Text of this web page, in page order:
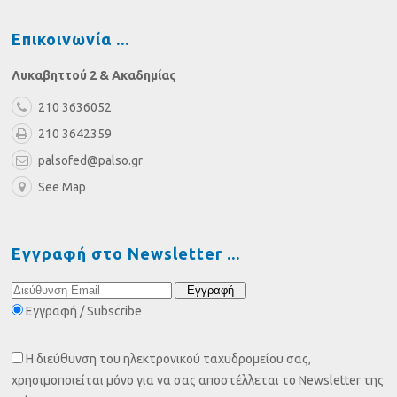
Επικοινωνία
Λυκαβηττού 2 & Ακαδημίας
210 3636052
210 3642359
palsofed@palso.gr
See Map
Εγγραφή στο Newsletter
Εγγραφή / Subscribe
Η διεύθυνση του ηλεκτρονικού ταχυδρομείου σας,
χρησιμοποιείται μόνο για να σας αποστέλλεται το Newsletter της